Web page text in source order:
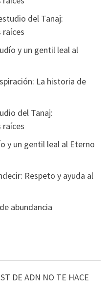
del Tanaj:
raíces
y un gentil leal al
La historia de
del Tanaj:
raíces
y un gentil leal al Eterno
Respeto y ayuda al
abundancia
DE ADN NO TE HACE